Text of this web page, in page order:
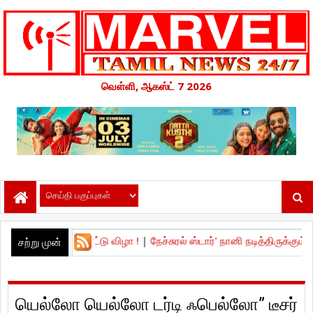
வெள்ளி, ஆகஸ்ட் 7 2026
சற்று முன்
விழா ! |நேச்சுரல் ஸ்டார்' நானி நடித்திருக்கும் 'தி பாரடைஸ் -
யெல்லோ யெல்லோ டர்டி ஃபெல்லோ” டீசர்